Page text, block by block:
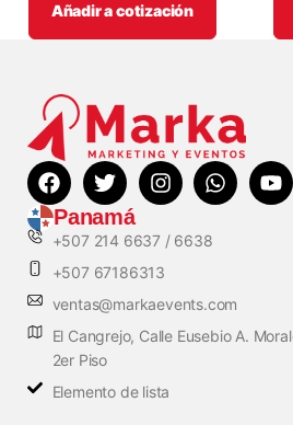
Añadir a cotización
Panamá
+507 214 6637 / 6638
+507 67186313
ventas@markaevents.com
El Cangrejo, Calle Eusebio A.
2er Piso
Elemento de lista